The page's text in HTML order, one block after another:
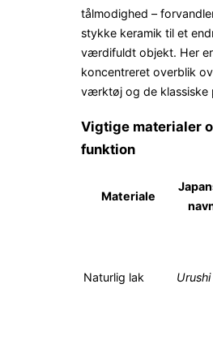
tålmodighed –
stykke keramik til et
værdifuldt objekt. Her
koncentreret overblik
værktøj og de klassiske
Vigtige materialer
funktion
Materiale
Naturlig lak Urushi